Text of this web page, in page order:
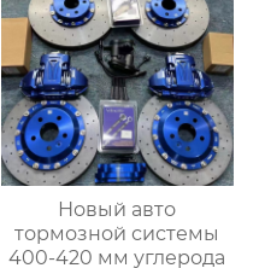
Audi, Honda,
Volkswagen, Infiniti
Новый авто
тормозной системы
400-420 мм углерода